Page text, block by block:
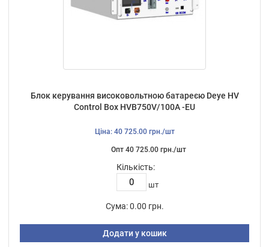
Блок керування високовольтною батареєю Deye HV
Control Box HVB750V/100A -EU
Ціна: 40 725.00 грн./шт
Опт 40 725.00 грн./шт
Кількість:
шт
Сума: 0.00 грн.
Додати у кошик